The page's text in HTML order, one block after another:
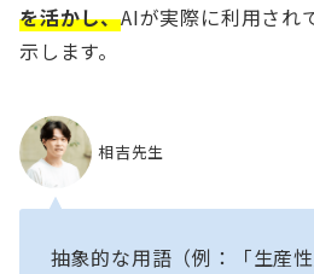
を活かし、AIが実際に利用され
示します。
相吉先生
抽象的な用語（例：「生産性